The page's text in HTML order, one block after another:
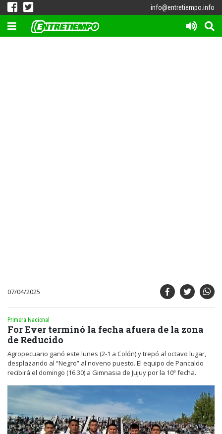
info@entretiempo.info
07/04/2025
Primera Nacional
For Ever terminó la fecha afuera de la zona
de Reducido
Agropecuario ganó este lunes (2-1 a Colón) y trepó al octavo lugar,
desplazando al “Negro” al noveno puesto. El equipo de Pancaldo
recibirá el domingo (16.30) a Gimnasia de Jujuy por la 10ª fecha.